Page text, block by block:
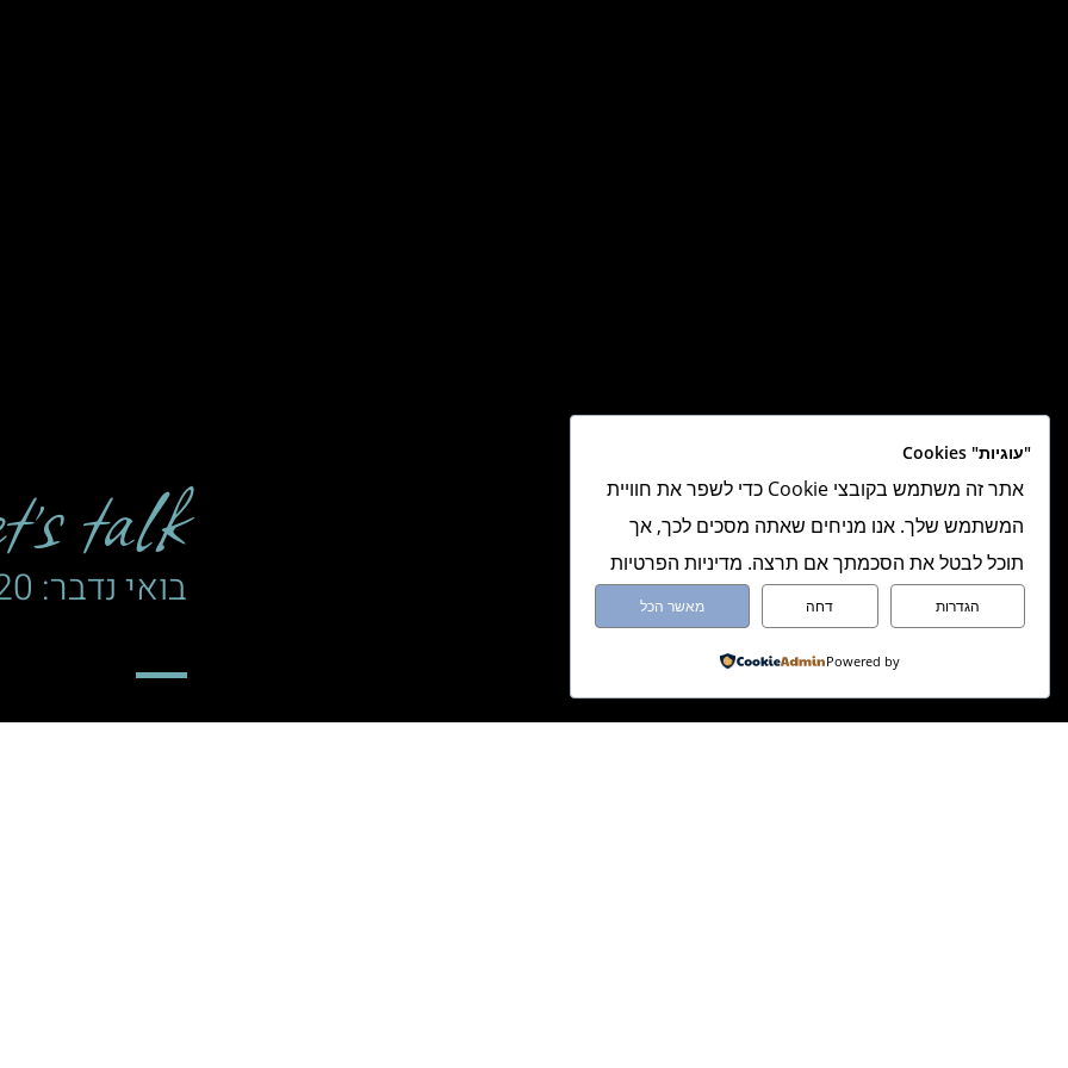
talk
בואי נדבר: 052-4203720
"עוגיות" Cookies
אתר זה משתמש בקובצי Cookie כדי לשפר את חוויית
המשתמש שלך. אנו מניחים שאתה מסכים לכך, אך
תוכל לבטל את הסכמתך אם תרצה. מדיניות הפרטיות
הגדרות דחה מאשר הכל
Powered by